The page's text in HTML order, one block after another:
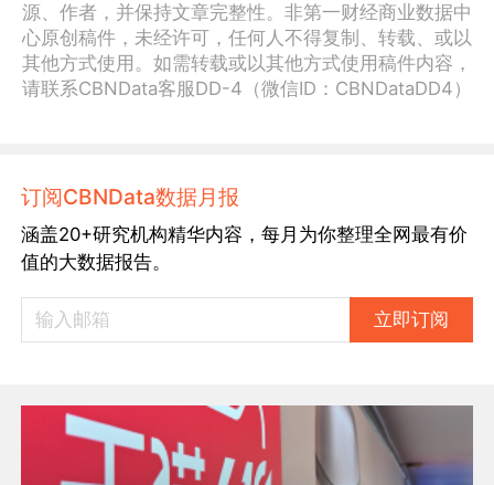
源、作者，并保持文章完整性。非第一财经商业数据中
心原创稿件，未经许可，任何人不得复制、转载、或以
其他方式使用。如需转载或以其他方式使用稿件内容，
请联系CBNData客服DD-4（微信ID：CBNDataDD4）
订阅CBNData数据月报
涵盖20+研究机构精华内容，每月为你整理全网最有价
值的大数据报告。
立即订阅